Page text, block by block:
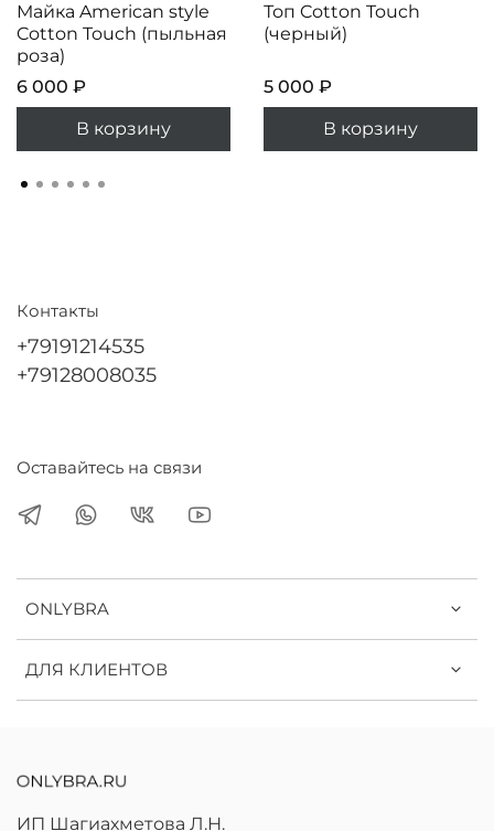
Майка American style
Cotton Touch (пыльная
роза)
6 000 ₽
В корзину
Топ Cotton Touch
(черный)
5 000 ₽
В корзину
ONLYBRA
ДЛЯ КЛИЕНТОВ
Контакты
+79191214535
+79128008035
Оставайтесь на связи
ИП Шагиахметова Л.Н.